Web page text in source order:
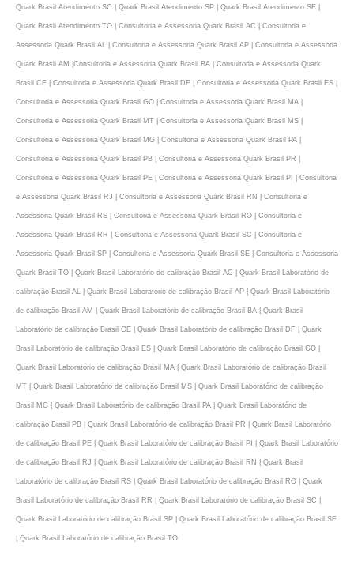
Quark Brasil Atendimento SC | Quark Brasil Atendimento SP | Quark Brasil Atendimento SE |
Quark Brasil Atendimento TO | Consultoria e Assessoria Quark Brasil AC | Consultoria e
Assessoria Quark Brasil AL | Consultoria e Assessoria Quark Brasil AP | Consultoria e Assessoria
Quark Brasil AM |Consultoria e Assessoria Quark Brasil BA | Consultoria e Assessoria Quark
Brasil CE | Consultoria e Assessoria Quark Brasil DF | Consultoria e Assessoria Quark Brasil ES |
Consultoria e Assessoria Quark Brasil GO | Consultoria e Assessoria Quark Brasil MA |
Consultoria e Assessoria Quark Brasil MT | Consultoria e Assessoria Quark Brasil MS |
Consultoria e Assessoria Quark Brasil MG | Consultoria e Assessoria Quark Brasil PA |
Consultoria e Assessoria Quark Brasil PB | Consultoria e Assessoria Quark Brasil PR |
Consultoria e Assessoria Quark Brasil PE | Consultoria e Assessoria Quark Brasil PI | Consultoria
e Assessoria Quark Brasil RJ | Consultoria e Assessoria Quark Brasil RN | Consultoria e
Assessoria Quark Brasil RS | Consultoria e Assessoria Quark Brasil RO | Consultoria e
Assessoria Quark Brasil RR | Consultoria e Assessoria Quark Brasil SC | Consultoria e
Assessoria Quark Brasil SP | Consultoria e Assessoria Quark Brasil SE | Consultoria e Assessoria
Quark Brasil TO | Quark Brasil Laboratório de calibraçāo Brasil AC | Quark Brasil Laboratório de
calibraçāo Brasil AL | Quark Brasil Laboratório de calibraçāo Brasil AP | Quark Brasil Laboratório
de calibraçāo Brasil AM | Quark Brasil Laboratório de calibraçāo Brasil BA | Quark Brasil
Laboratório de calibraçāo Brasil CE | Quark Brasil Laboratório de calibraçāo Brasil DF | Quark
Brasil Laboratório de calibraçāo Brasil ES | Quark Brasil Laboratório de calibraçāo Brasil GO |
Quark Brasil Laboratório de calibraçāo Brasil MA | Quark Brasil Laboratório de calibraçāo Brasil
MT | Quark Brasil Laboratório de calibraçāo Brasil MS | Quark Brasil Laboratório de calibraçāo
Brasil MG | Quark Brasil Laboratório de calibraçāo Brasil PA | Quark Brasil Laboratório de
calibraçāo Brasil PB | Quark Brasil Laboratório de calibraçāo Brasil PR | Quark Brasil Laboratório
de calibraçāo Brasil PE | Quark Brasil Laboratório de calibraçāo Brasil PI | Quark Brasil Laboratório
de calibraçāo Brasil RJ | Quark Brasil Laboratório de calibraçāo Brasil RN | Quark Brasil
Laboratório de calibraçāo Brasil RS | Quark Brasil Laboratório de calibraçāo Brasil RO | Quark
Brasil Laboratório de calibraçāo Brasil RR | Quark Brasil Laboratório de calibraçāo Brasil SC |
Quark Brasil Laboratório de calibraçāo Brasil SP | Quark Brasil Laboratório de calibraçāo Brasil SE
| Quark Brasil Laboratório de calibraçāo Brasil TO